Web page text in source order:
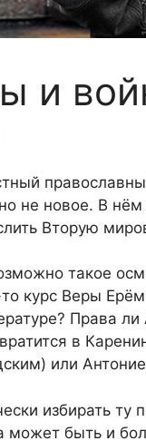
и
не новое. В нём
Вторую
такое
курс Веры
Права
в
или
избирать
может быть и